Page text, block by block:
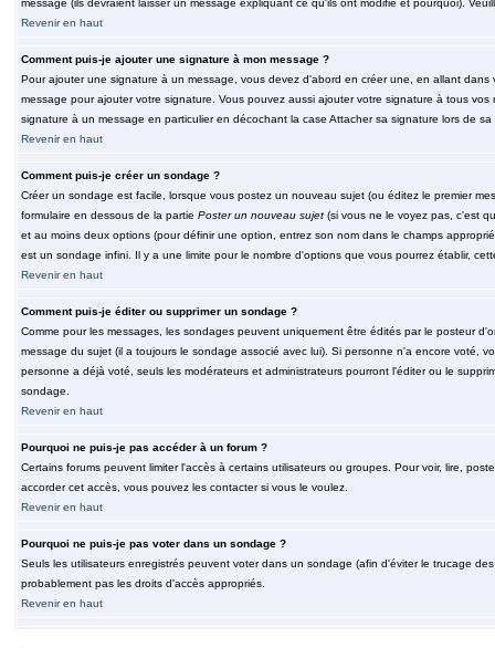
message (ils devraient laisser un message expliquant ce qu'ils ont modifié et pourquoi).
Revenir en haut
Comment puis-je ajouter une signature à mon message ?
Pour ajouter une signature à un message, vous devez d'abord en créer une, en allant
message pour ajouter votre signature. Vous pouvez aussi ajouter votre signature à tous
signature à un message en particulier en décochant la case Attacher sa signature lors de sa
Revenir en haut
Comment puis-je créer un sondage ?
Créer un sondage est facile, lorsque vous postez un nouveau sujet (ou éditez le premier
formulaire en dessous de la partie Poster un nouveau sujet(si vous ne le voyez pas, c'est
et au moins deux options (pour définir une option, entrez son nom dans le champs
est un sondage infini. Il y a une limite pour le nombre d'options que vous pourrez établir,
Revenir en haut
Comment puis-je éditer ou supprimer un sondage ?
Comme pour les messages, les sondages peuvent uniquement être édités par le posteur
message du sujet (il a toujours le sondage associé avec lui). Si personne n'a encore voté,
personne a déjà voté, seuls les modérateurs et administrateurs pourront l'éditer ou le
sondage.
Revenir en haut
Pourquoi ne puis-je pas accéder à un forum ?
Certains forums peuvent limiter l'accès à certains utilisateurs ou groupes. Pour voir, lire,
accorder cet accès, vous pouvez les contacter si vous le voulez.
Revenir en haut
Pourquoi ne puis-je pas voter dans un sondage ?
Seuls les utilisateurs enregistrés peuvent voter dans un sondage (afin d'éviter le trucage
probablement pas les droits d'accès appropriés.
Revenir en haut